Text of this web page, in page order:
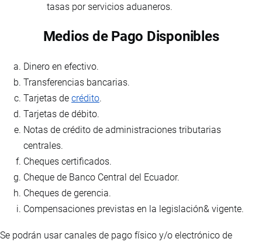
tasas por servicios aduaneros.
Medios de Pago Disponibles
Dinero en efectivo.
Transferencias bancarias.
Tarjetas de crédito.
Tarjetas de débito.
Notas de crédito de administraciones tributarias
centrales.
Cheques certificados.
Cheque de Banco Central del Ecuador.
Cheques de gerencia.
Compensaciones previstas en la legislación& vigente.
Se podrán usar canales de pago físico y/o electrónico de